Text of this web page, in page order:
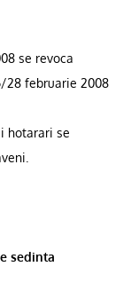
se revoca
28 februarie 2008
hotarari se
sedinta